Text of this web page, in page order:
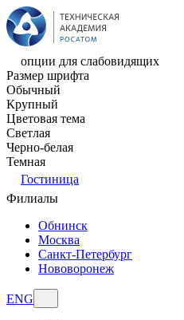
опции для слабовидящих
Размер шрифта
Обычный
Крупный
Цветовая тема
Светлая
Черно-белая
Темная
Гостиница
Филиалы
Обнинск
Москва
Санкт-Петербург
Нововоронеж
ENG